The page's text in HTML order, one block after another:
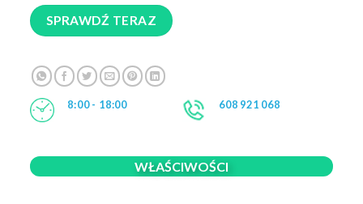
SPRAWDŹ TERAZ
8:00 - 18:00 608 921 068
WŁAŚCIWOŚCI